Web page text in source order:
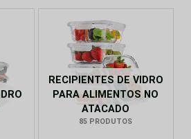
RECIPIENTES DE VIDRO
PARA ALIMENTOS NO
ATACADO
85 PRODUTOS